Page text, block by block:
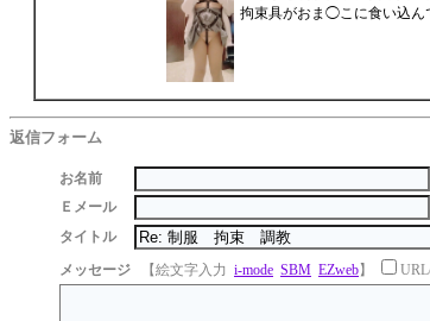
拘束具がおま◯こに食い込ん
返信フォーム
お名前
Ｅメール
タイトル
メッセージ
【絵文字入力 i-mode SBM EZweb】